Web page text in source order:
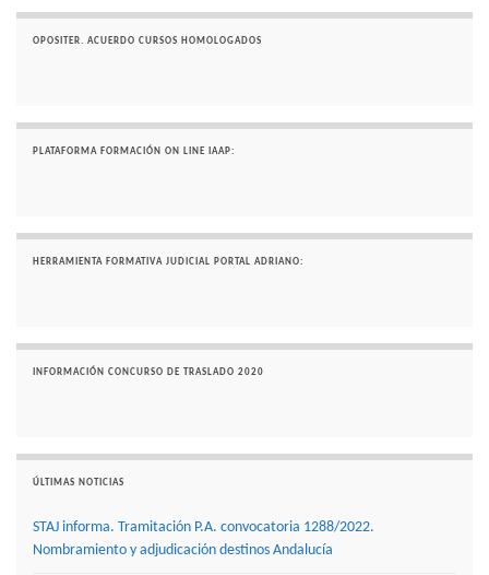
OPOSITER. ACUERDO CURSOS HOMOLOGADOS
PLATAFORMA FORMACIÓN ON LINE IAAP:
HERRAMIENTA FORMATIVA JUDICIAL PORTAL ADRIANO:
INFORMACIÓN CONCURSO DE TRASLADO 2020
ÚLTIMAS NOTICIAS
STAJ informa. Tramitación P.A. convocatoria 1288/2022.
Nombramiento y adjudicación destinos Andalucía